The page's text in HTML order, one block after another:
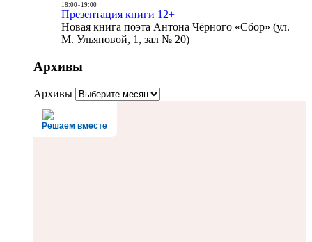
18:00- 19:00
Презентация книги 12+
Новая книга поэта Антона Чёрного «Сбор» (ул.
М. Ульяновой, 1, зал № 20)
Архивы
Архивы
Решаем вместе